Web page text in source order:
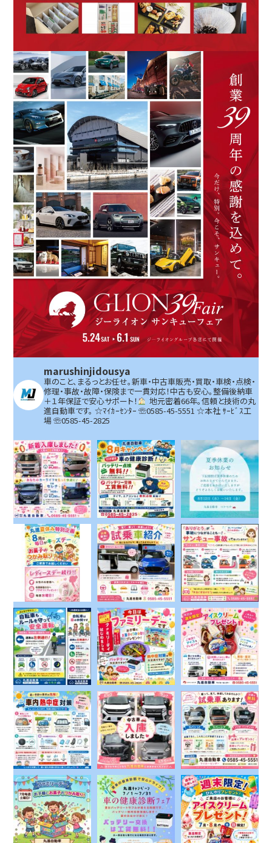
marushinjidousya
車のこと、まるっとお任せ。新車・中古車販売・買取・車検・点検・
修理・事故・故障・保険まで一貫対応！中古も安心。整備後納車
＋１年保証で安心サポート！
地元密着66年。信頼と技術の丸
進自動車です。 ☆ﾏｲｶｰｾﾝﾀｰ ☏0585-45-5551 ☆本社 ｻｰﾋﾞｽ工
場 ☏0585-45-2825